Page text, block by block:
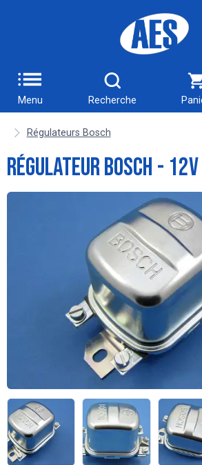
Menu Recherche
Régulateurs Bosch
Régulateur Bosch - 12V